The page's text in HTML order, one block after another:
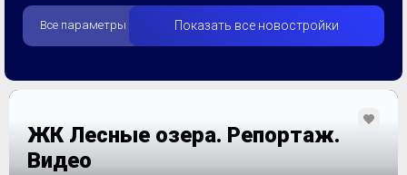
Все параметры Показать все новостройки
ЖК Лесные озера. Репортаж.
Видео